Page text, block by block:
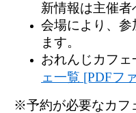
新情報は主催者
会場により、
ます。
おれんじカフェ
ェ一覧 [PDFフ
※予約が必要なカフ